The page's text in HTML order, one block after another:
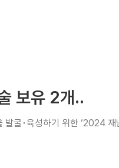
보유 2개..
굴･육성하기 위한 ‘2024 재